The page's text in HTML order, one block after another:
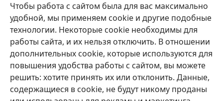
Чтобы работа с сайтом была для вас максимально
удобной, мы применяем cookie и другие подобные
технологии. Некоторые cookie необходимы для
работы сайта, и их нельзя отключить. В отношении
дополнительных cookie, которые используются для
повышения удобства работы с сайтом, вы можете
решить: хотите принять их или отклонить. Данные,
содержащиеся в cookie, не будут никому проданы
в
новом
окне)
ОНЛАЙН-БИБЛИОТЕКА Сторожевой башни
(открывается
новом
окне)
JW Hub®
(открывается
в
новом
окне)
JW Library ®
Watchtower Library